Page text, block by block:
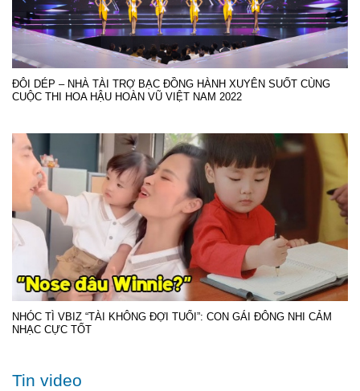
ĐÔI DÉP – NHÀ TÀI TRỢ BẠC ĐỒNG HÀNH XUYÊN SUỐT CÙNG
CUỘC THI HOA HẬU HOÀN VŨ VIỆT NAM 2022
NHÓC TÌ VBIZ “TÀI KHÔNG ĐỢI TUỔI”: CON GÁI ĐÔNG NHI CẢM
NHẠC CỰC TỐT
Tin video